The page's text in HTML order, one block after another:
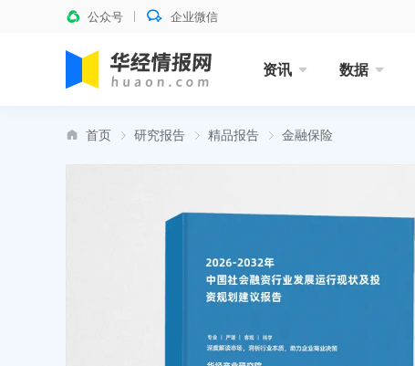
公众号 企业微信
资讯 数据
首页 研究报告 精品报告 金融保险